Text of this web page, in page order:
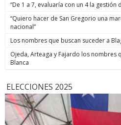
“De 1 a 7, evaluaría con un 4 la gestión
“Quiero hacer de San Gregorio una
nacional”
Los nombres que buscan suceder a
Ojeda, Arteaga y Fajardo los nombres
Blanca
ELECCIONES 2025